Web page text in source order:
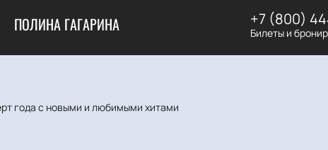
ПОЛИНА ГАГАРИНА +7 (800)
Билеты и
года с новыми и любимыми хитами